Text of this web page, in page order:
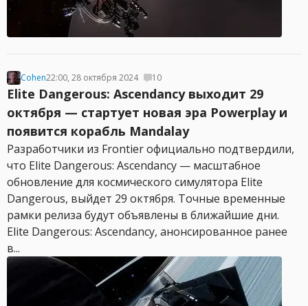
Cohen22:00, 28 октября 2024 10
Elite Dangerous: Ascendancy выходит 29
октября — стартует новая эра Powerplay и
появится корабль Mandalay
Разработчики из Frontier официально подтвердили,
что Elite Dangerous: Ascendancy — масштабное
обновление для космического симулятора Elite
Dangerous, выйдет 29 октября. Точные временные
рамки релиза будут объявлены в ближайшие дни.
Elite Dangerous: Ascendancy, анонсированное ранее
в...